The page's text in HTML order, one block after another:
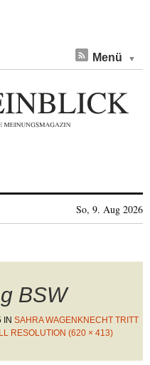
Menü
So, 9. Aug 2026
BSW
IN SAHRA WAGENKNECHT TRITT
RESOLUTION (620 × 413)